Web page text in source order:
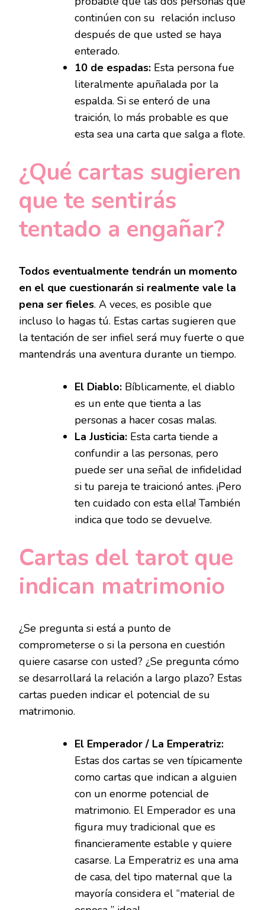
continúen con su relación incluso
después de que usted se haya
enterado.
10 de espadas: Esta persona fue
literalmente apuñalada por la
espalda. Si se enteró de una
traición, lo más probable es que
esta sea una carta que salga a flote.
¿Qué cartas sugieren
que te sentirás
tentado a engañar?
Todos eventualmente tendrán un momento
en el que cuestionarán si realmente vale la
pena ser fieles. A veces, es posible que
incluso lo hagas tú. Estas cartas sugieren que
la tentación de ser infiel será muy fuerte o que
mantendrás una aventura durante un tiempo.
El Diablo: Bíblicamente, el diablo
es un ente que tienta a las
personas a hacer cosas malas.
La Justicia: Esta carta tiende a
confundir a las personas, pero
puede ser una señal de infidelidad
si tu pareja te traicionó antes. ¡Pero
ten cuidado con esta ella! También
indica que todo se devuelve.
Cartas del tarot que
indican matrimonio
¿Se pregunta si está a punto de
comprometerse o si la persona en cuestión
quiere casarse con usted? ¿Se pregunta cómo
se desarrollará la relación a largo plazo? Estas
cartas pueden indicar el potencial de su
matrimonio.
El Emperador / La Emperatriz:
Estas dos cartas se ven típicamente
como cartas que indican a alguien
con un enorme potencial de
matrimonio. El Emperador es una
figura muy tradicional que es
financieramente estable y quiere
casarse. La Emperatriz es una ama
de casa, del tipo maternal que la
mayoría considera el “material de